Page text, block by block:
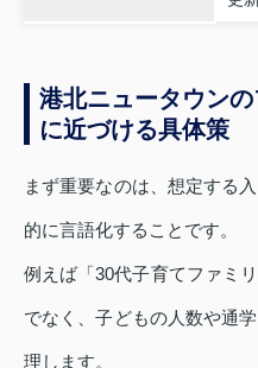
港北ニュータウン
に近づける具体策
まず重要なのは、想定する
的に言語化することです。
例えば「30代子育てファミ
でなく、子どもの人数や通
理します。